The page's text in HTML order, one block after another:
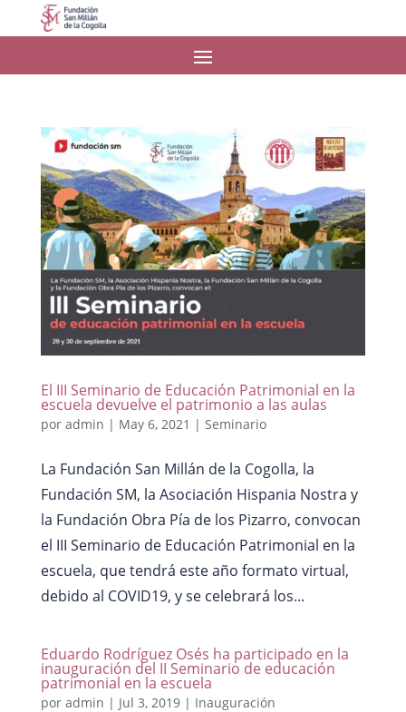
El III Seminario de Educación Patrimonial en la
escuela devuelve el patrimonio a las aulas
por admin | May 6, 2021 | Seminario
La Fundación San Millán de la Cogolla, la
Fundación SM, la Asociación Hispania Nostra y
la Fundación Obra Pía de los Pizarro, convocan
el III Seminario de Educación Patrimonial en la
escuela, que tendrá este año formato virtual,
debido al COVID19, y se celebrará los...
Eduardo Rodríguez Osés ha participado en la
inauguración del II Seminario de educación
patrimonial en la escuela
por admin | Jul 3, 2019| Inauguración